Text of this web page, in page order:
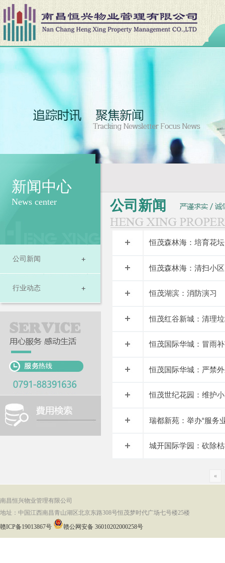
新闻中心
News center
公司新闻
行业动态
公司新闻
恒茂森林海：培育花
恒茂森林海：清扫小
恒茂湖滨：消防演习
恒茂红谷新城：清理
恒茂国际华城：冒雨
恒茂国际华城：严禁
恒茂世纪花园：维护
瑞都新苑：举办“服务
城开国际学园：砍除
«
南昌恒兴物业管理有限公司
地址：中国江西南昌青山湖区北京东路308号恒茂梦时代广场七号楼25楼
赣ICP备19013867号
赣公网安备 36010202000258号